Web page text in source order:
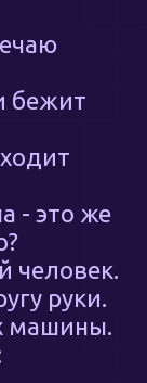
бежит
- это же
человек.
руки.
машины.